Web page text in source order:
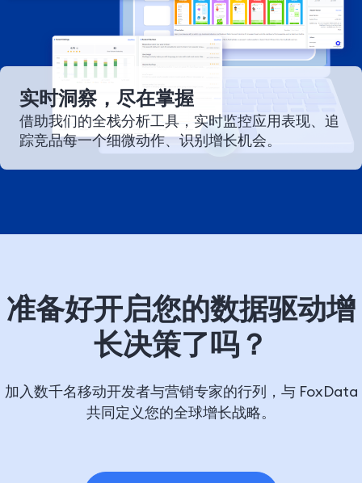
实时洞察，尽在掌握
借助我们的全栈分析工具，实时监控应用表现、追
踪竞品每一个细微动作、识别增长机会。
准备好开启您的数据驱动增
长决策了吗？
加入数千名移动开发者与营销专家的行列，与 FoxData
共同定义您的全球增长战略。